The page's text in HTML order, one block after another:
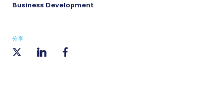
Business Development
分享